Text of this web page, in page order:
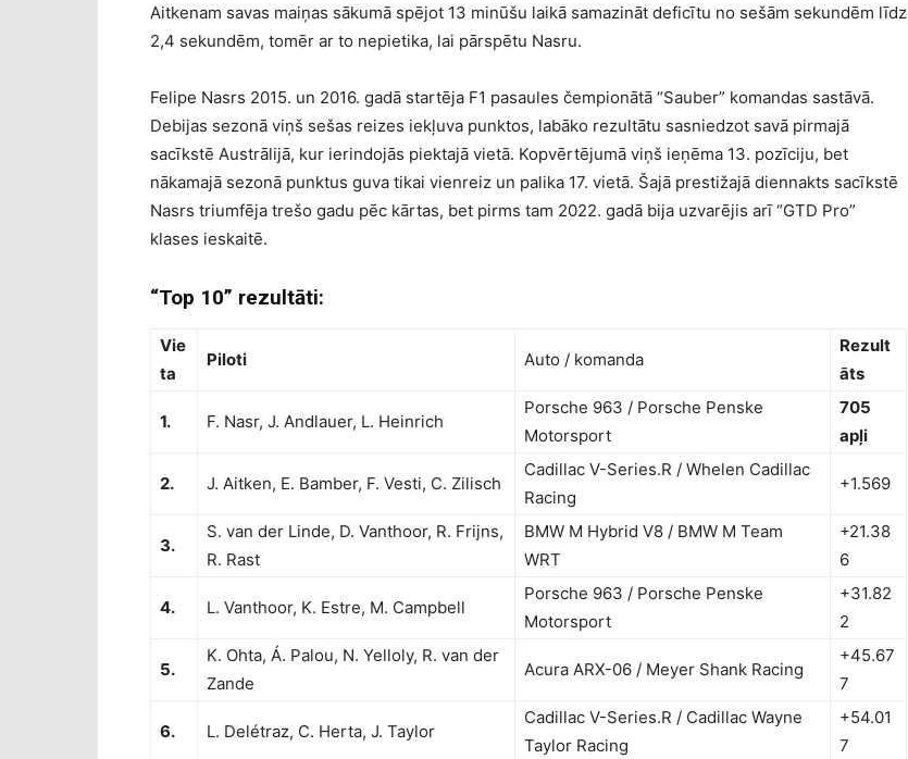
Aitkenam savas maiņas sākumā spējot 13 minūšu laikā samazināt deficītu no sešām sekundēm līdz
2,4 sekundēm, tomēr ar to nepietika, lai pārspētu Nasru.
Felipe Nasrs 2015. un 2016. gadā startēja F1 pasaules čempionātā “Sauber” komandas sastāvā.
Debijas sezonā viņš sešas reizes iekļuva punktos, labāko rezultātu sasniedzot savā pirmajā
sacīkstē Austrālijā, kur ierindojās piektajā vietā. Kopvērtējumā viņš ieņēma 13. pozīciju, bet
nākamajā sezonā punktus guva tikai vienreiz un palika 17. vietā. Šajā prestižajā diennakts sacīkstē
Nasrs triumfēja trešo gadu pēc kārtas, bet pirms tam 2022. gadā bija uzvarējis arī “GTD Pro”
klases ieskaitē.
“Top 10” rezultāti:
Vie
ta
Piloti Auto / komanda
Rezult
āts
1. F. Nasr, J. Andlauer, L. Heinrich
Porsche 963 / Porsche Penske
Motorsport
705
apļi
2. J. Aitken, E. Bamber, F. Vesti, C. Zilisch
Cadillac V-Series.R / Whelen Cadillac
Racing
+1.569
3.
S. van der Linde, D. Vanthoor, R. Frijns,
R. Rast
BMW M Hybrid V8 / BMW M Team
WRT
+21.38
6
4. L. Vanthoor, K. Estre, M. Campbell
Porsche 963 / Porsche Penske
Motorsport
+31.82
2
5.
K. Ohta, Á. Palou, N. Yelloly, R. van der
Zande
Acura ARX-06 / Meyer Shank Racing
+45.67
7
6. L. Delétraz, C. Herta, J. Taylor
Cadillac V-Series.R / Cadillac Wayne
Taylor Racing
+54.01
7